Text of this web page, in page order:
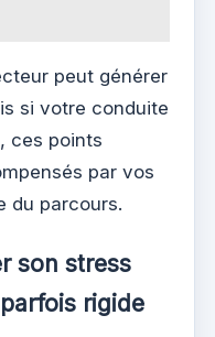
peut générer
si votre conduite
ces points
par vos
du parcours.
son stress
rigide